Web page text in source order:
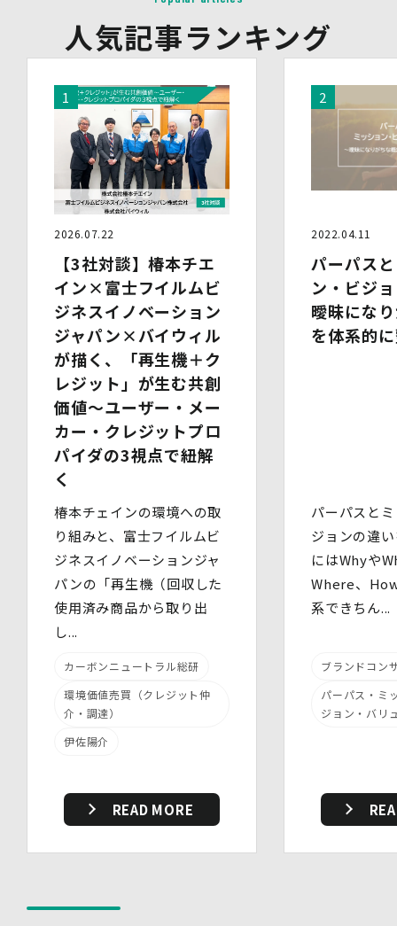
名、住所、電話番号、メールアドレス、その他イベント・
セミナーを通じて取得した情報
電話、FAX、電子メール、郵送などの一般的な方法
(4)その他
上記の内容によらない個人情報の第三者提供を行う場合に
は、あらかじめ本人に対し個別具体的な内容を提示して同
意を得ます。
5.委託
当社は、上記利用目的の達成に必要な範囲内において、個
す。個人情報の取扱いを外部に委託する際は、十分な情報
管理水準を確保している委託先を選定するとともに、当該
委託先には必要かつ適切な監督を行います。
6.安全管理措置
当社は、個人情報保護法、個人情報保護方針及び本方針に
従って、個人データ（個人情報保護法第16条第３項により
定義された「個人データ」をいい、以下同様とします。）
を適切に取り扱い、正確かつ最新のものとするよう適切な
処置を講じます。
また、個人データの漏えい、滅失又は毀損の防止その他の
個人データの保護のため、個人データを適切かつ安全に管
理します。
当社は、個人情報を適切に取り扱うため、以下の安全管理
措置を実施します。
・ 個人データの取扱いに関する責任者を定め、報告連絡
体制や取扱方法を管理しています。
・ 個人情報の取扱状況について定期的な点検及び監査を
(2)人的安全管理措置
・ 個人データの取扱いに関する留意事項について、従業
・ 個人データについての秘密保持に関する事項を就業規
(3)物理的安全管理措置
・個人データを取扱う区域において、従業員の入退室管理
及び持ち込む機器等の制限を行うとともに、権限を有しな
・個人データを取り扱う機器、電子媒体及び書類等の盗難
又は紛失等を防止するための措置を講じています。
・事務所内外の移動を含め、個人情報を取り扱う機器、電
データベース等の範囲を限定しています。
人気記事ランキング
2026.07.22
【3社対談】椿本チエ
イン×富士フイルムビ
ジネスイノベーション
ジャパン×バイウィル
が描く、「再生機＋ク
レジット」が生む共創
価値～ユーザー・メー
カー・クレジットプロ
パイダの3視点で紐解
く
椿本チェインの環境への取
り組みと、富士フイルムビ
ジネスイノベーションジャ
パンの「再生機（回収した
使用済み商品から取り出
し...
カーボンニュートラル総研
環境価値売買（クレジット仲
介・調達）
伊佐陽介
READ MORE
2022.04.11
パーパス
ン・ビジ
曖昧にな
を体系的
パーパスと
ジョンの違
にはWhyや
Where、
系できちん...
ブランドコン
パーパス・ミ
ジョン・バリ